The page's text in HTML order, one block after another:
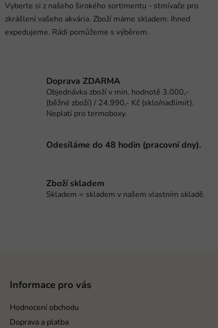
d
a
c
k
y
v
ý
i
s
Vyberte si z našeho širokého sortimentu - stmívače pro
zkrášlení vašeho akvária. Zboží máme skladem. Ihned
expedujeme. Rádi pomůžeme s výběrem.
Doprava ZDARMA
Objednávka zboží v min. hodnotě 3.000,-
(běžné zboží) / 24.990,- Kč (sklo/nadlimit).
Neplatí pro termoboxy.
Odesíláme do 48 hodin (pracovní dny).
Zboží skladem
Skladem = skladem v našem vlastním skladě.
Informace pro vás
Hodnocení obchodu
Doprava a platba